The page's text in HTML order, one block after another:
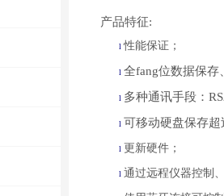
产品特征:
l性能保证；
l 全fang位数据保存
l 多种通讯手段：
l 可移动硬盘保存超
l 更新硬件；
l 通过远程仪器控制